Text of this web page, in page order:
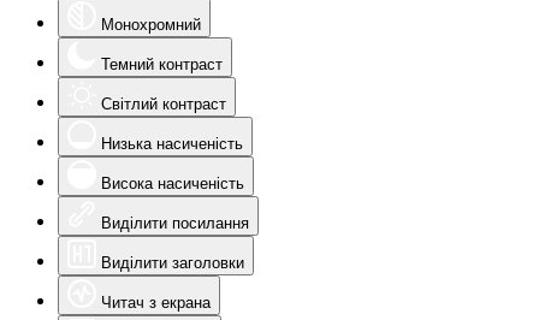
Монохромний
Темний контраст
Світлий контраст
Низька насиченість
Висока насиченість
Виділити посилання
Виділити заголовки
Читач з екрана